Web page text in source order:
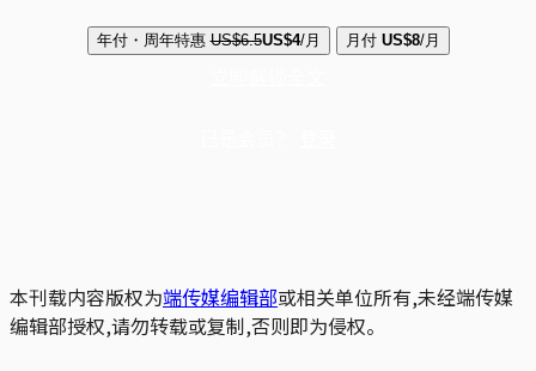
年付・周年特惠 US$6.5US$4/月 月付 US$8/月
本刊载内容版权为端传媒编辑部或相关单位所有,未经端传媒
编辑部授权,请勿转载或复制,否则即为侵权。